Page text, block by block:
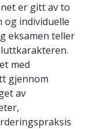
er gitt av to
og individuelle
eksamen teller
med
gjennom
av